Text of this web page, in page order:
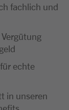
fachlich und
echte
in unseren